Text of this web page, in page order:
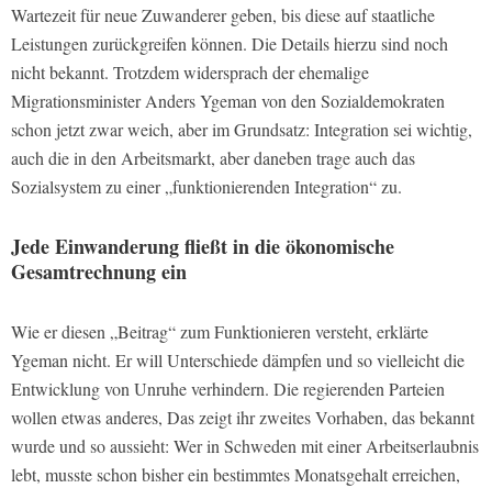
Wartezeit für neue Zuwanderer geben, bis diese auf staatliche
Leistungen zurückgreifen können. Die Details hierzu sind noch
nicht bekannt. Trotzdem widersprach der ehemalige
Migrationsminister Anders Ygeman von den Sozialdemokraten
schon jetzt zwar weich, aber im Grundsatz: Integration sei wichtig,
auch die in den Arbeitsmarkt, aber daneben trage auch das
Sozialsystem zu einer „funktionierenden Integration“ zu.
Jede Einwanderung fließt in die ökonomische
Gesamtrechnung ein
Wie er diesen „Beitrag“ zum Funktionieren versteht, erklärte
Ygeman nicht. Er will Unterschiede dämpfen und so vielleicht die
Entwicklung von Unruhe verhindern. Die regierenden Parteien
wollen etwas anderes, Das zeigt ihr zweites Vorhaben, das bekannt
wurde und so aussieht: Wer in Schweden mit einer Arbeitserlaubnis
lebt, musste schon bisher ein bestimmtes Monatsgehalt erreichen,